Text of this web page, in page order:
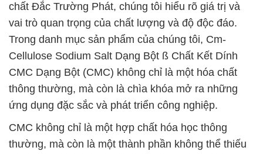
chất Đắc Trường Phát, chúng tôi hiểu rõ giá trị và
vai trò quan trọng của chất lượng và độ độc đáo.
Trong danh mục sản phẩm của chúng tôi, Cm-
Cellulose Sodium Salt Dạng Bột ß Chất Kết Dính
CMC Dạng Bột (CMC) không chỉ là một hóa chất
thông thường, mà còn là chìa khóa mở ra những
ứng dụng đặc sắc và phát triển công nghiệp.
CMC không chỉ là một hợp chất hóa học thông
thường, mà còn là một thành phần không thể thiếu